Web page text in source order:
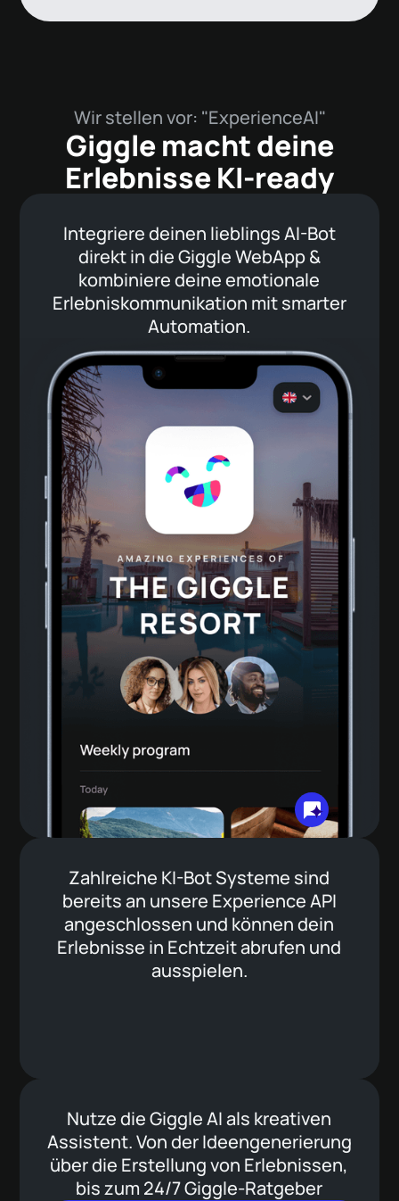
ausgewählte Erlebnisse mit unsere hobex-
Integration.
Übersetzungs-KI ohne Copy&Paste
Profitiere von leistungsstarker KI-
nutzerrelevante Kommunikation in bis zu 25
Buchungsübersicht für alle deine
Volle Anmelde-Transparenz für deine Gäste mit
persönlicher Übersicht.
Wir stellen vor: "ExperienceAI"
Giggle macht deine
Erlebnisse KI-ready
Integriere deinen lieblings AI-Bot
direkt in die Giggle WebApp &
kombiniere deine emotionale
Erlebniskommunikation mit smarter
Automation.
Zahlreiche KI-Bot Systeme sind
bereits an unsere Experience API
angeschlossen und können dein
Erlebnisse in Echtzeit abrufen und
ausspielen.
Nutze die Giggle AI als kreativen
Assistent. Von der Ideengenerierung
über die Erstellung von Erlebnissen,
bis zum 24/7 Giggle-Ratgeber